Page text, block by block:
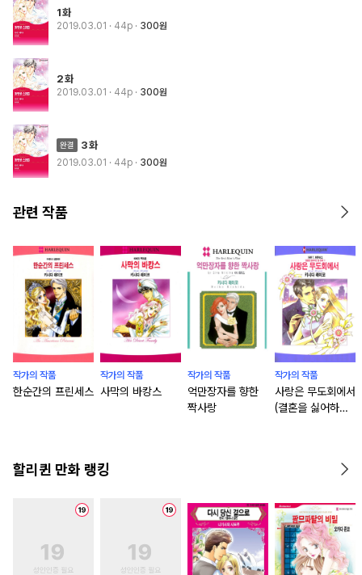
1화
2019.03.01 · 44p 300원
2화
2019.03.01 · 44p 300원
3화
2019.03.01 · 44p 300원
관련 작품
작가의 작품
한순간의 프린세스
작가의 작품
사막의 바캉스
작가의 작품
억만장자를 향한
짝사랑
작가의 작품
사랑은 무도회에서
(결혼을 싫어하는
할리퀸 만화 랭킹